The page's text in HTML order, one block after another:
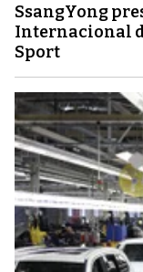
SsangYong
Internacional
Sport